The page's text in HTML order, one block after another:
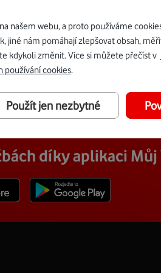
tím česká společnost Vodafone
v obchodním rejstříku vedeném
díky aplikaci Můj
našem webu, a proto používáme
jiné nám pomáhají zlepšovat obsah,
kdykoli změnit. Více si můžete přečíst v
používání cookies.
Použít jen nezbytné